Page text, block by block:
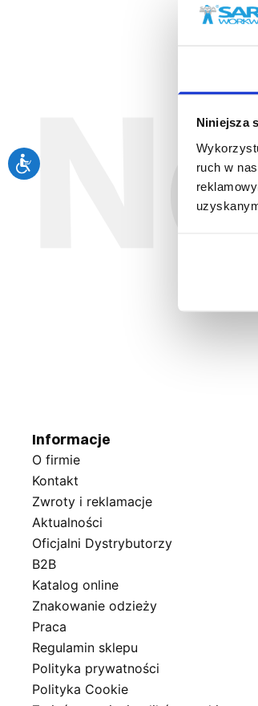
Niniejsza
ruch w
Informacje
O firmie
Kontakt
Zwroty i reklamacje
Aktualności
Oficjalni Dystrybutorzy
B2B
Katalog online
Znakowanie odzieży
Praca
Regulamin sklepu
Polityka prywatności
Polityka Cookie